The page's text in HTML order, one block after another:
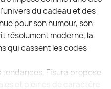
du cadeau et des
pour son humour, son
résolument moderne, la
qui cassent les codes
tendances, Fisura propose